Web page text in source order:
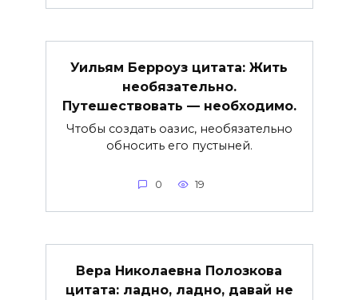
Уильям Берроуз цитата: Жить
необязательно.
Путешествовать — необходимо.
Чтобы создать оазис, необязательно
обносить его пустыней.
0 19
Вера Николаевна Полозкова
цитата: ладно, ладно, давай не